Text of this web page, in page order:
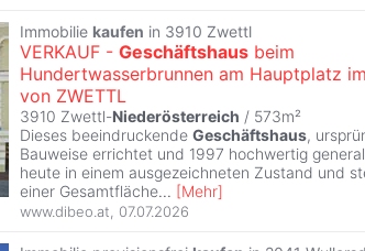
Immobilie kaufen in 3910 Zwettl
VERKAUF - Geschäftshaus beim
Hundertwasserbrunnen am Hauptplatz
von ZWETTL
3910 Zwettl-Niederösterreich / 573m²
Dieses beeindruckende Geschäftshaus,
Bauweise errichtet und 1997 hochwertig
heute in einem ausgezeichneten Zustand und
einer Gesamtfläche... [Mehr]
www.dibeo.at, 07.07.2026